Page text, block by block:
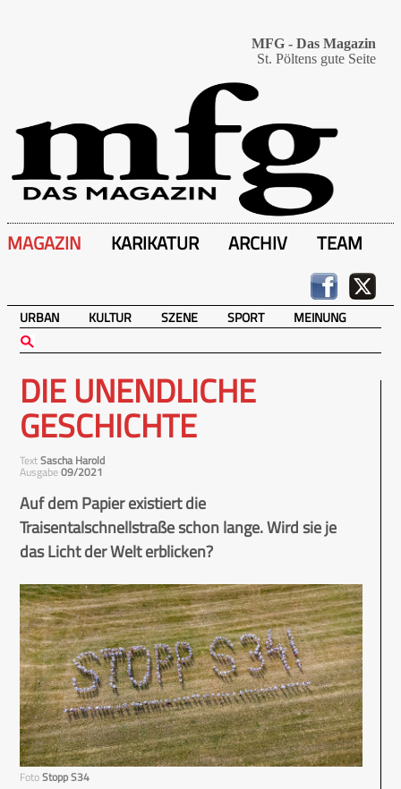
MFG - Das Magazin
St. Pöltens gute Seite
MAGAZIN KARIKATUR ARCHIV TEAM
URBAN KULTUR SZENE SPORT MEINUNG
DIE UNENDLICHE
GESCHICHTE
TextSascha Harold
Ausgabe09/2021
Auf dem Papier existiert die
Traisentalschnellstraße schon lange. Wird sie je
das Licht der Welt erblicken?
FotoStopp S34